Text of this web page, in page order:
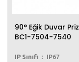
90° Eğik Duvar Priz
BC1-7504-7540
IP Sınıfı
IP67